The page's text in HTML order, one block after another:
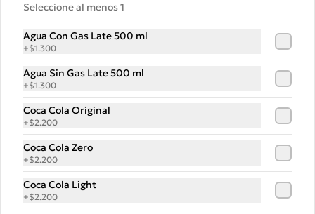
Conócenos
Despacho
Noticias
Términos y condiciones
Política de privacidad
Redes sociales
Instagram
Seleccione al menos 1
Agua Con Gas Late 500 ml
+$1.300
Agua Sin Gas Late 500 ml
+$1.300
Coca Cola Original
+$2.200
Coca Cola Zero
+$2.200
Coca Cola Light
+$2.200